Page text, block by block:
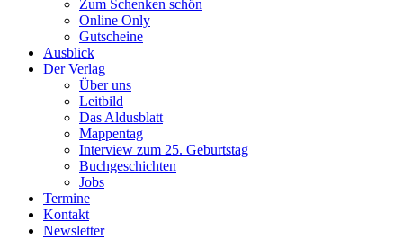
Zum Schenken schön
Online Only
Gutscheine
Ausblick
Der Verlag
Über uns
Leitbild
Das Aldusblatt
Mappentag
Interview zum 25. Geburtstag
Buchgeschichten
Jobs
Termine
Kontakt
Newsletter